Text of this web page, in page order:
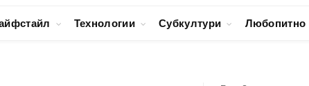
Технологии Субкултури Любопитно